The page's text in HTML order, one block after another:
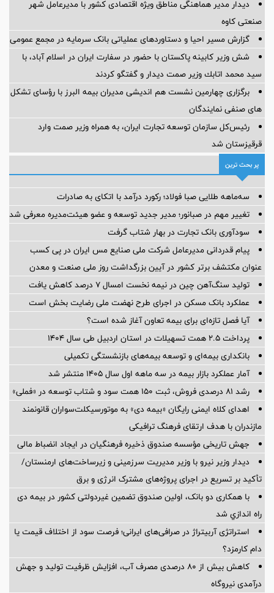
دیدار مدیر هماهنگی مناطق ویژه اقتصادی کشور با مدیرعامل شهر
صنعتی کاوه
گزارش مسیر احیا و دستاوردهای عملیاتی بانک سرمایه در مجمع عمومی
شش وزیر کابینه پاکستان با حضور در سفارت ایران در اسلام آباد، با
سيد محمد اتابك وزير صمت ديدار و گفتگو كردند
برگزاری چهارمین نشست هم اندیشی مدیران بیمه البرز با رؤسای تشکل
های صنفی نمایندگان
رئیس‌کل سازمان توسعه تجارت ایران، به همراه وزیر صمت وارد
قرقیزستان شد
پر بحث ترین
سه‌ماهه طلایی صبا فولاد؛ رکورد درآمد با اتکای به صادرات
تغییر مهم در صبانور؛ مدیر جدید توسعه و عضو هیئت‌مدیره معرفی شد
سودآوری بانک تجارت در بهار شتاب گرفت
پیام قدردانی مدیرعامل شرکت ملی صنایع مس ایران در پی کسب
عنوان مکتشف برتر کشور در آیین بزرگداشت روز ملی صنعت و معدن
تولید سنگ‌آهن چین در نیمه نخست امسال ۷ درصد کاهش یافت
عملکرد بانک مسکن در اجرای طرح نهضت ملی رضایت بخش است
آیا فصل تازه‌ای برای بیمه تعاون آغاز شده است؟
پرداخت ۲.۵ همت تسهیلات در استان اردبیل طی سال ۱۴۰۴
بانکداری بیمه‌ای و توسعه بیمه‌های بازنشستگی تکمیلی
آمار عملكرد بازار بیمه در سه ماهه اول سال 1405 منتشر شد
رشد ۸۱ درصدی فروش، ثبت ۱۵۰ همت سود و شتاب توسعه در «فملی»
اهدای کلاه ایمنی رایگان «بیمه دی» به موتورسیکلت‌سواران قانونمند
مازندران با هدف ارتقای فرهنگ ترافیکی
جهش تاریخی مؤسسه صندوق ذخیره فرهنگیان در ایجاد انضباط مالی
دیدار وزیر نیرو با وزیر مدیریت سرزمینی و زیرساخت‌های ارمنستان/
تأکید بر تسریع در اجرای پروژه‌های مشترک انرژی و برق
با همکاری دو بانک، اولین صندوق تضمین غیردولتی کشور در بیمه دی
راه اندازي شد
استراتژی آربیتراژ در صرافی‌های ایرانی؛ فرصت سود از اختلاف قیمت یا
دام کارمزد؟
کاهش بیش از ۸۰ درصدی مصرف آب، افزایش ظرفیت تولید و جهش
درآمدی نیروگاه